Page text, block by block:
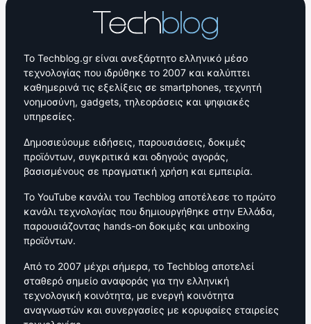
Το Techblog.gr είναι ανεξάρτητο ελληνικό μέσο
τεχνολογίας που ιδρύθηκε το 2007 και καλύπτει
καθημερινά τις εξελίξεις σε smartphones, τεχνητή
νοημοσύνη, gadgets, τηλεοράσεις και ψηφιακές
υπηρεσίες.
Δημοσιεύουμε ειδήσεις, παρουσιάσεις, δοκιμές
προϊόντων, συγκριτικά και οδηγούς αγοράς,
βασισμένους σε πραγματική χρήση και εμπειρία.
Το YouTube κανάλι του Techblog αποτέλεσε το πρώτο
κανάλι τεχνολογίας που δημιουργήθηκε στην Ελλάδα,
παρουσιάζοντας hands-on δοκιμές και unboxing
προϊόντων.
Από το 2007 μέχρι σήμερα, το Techblog αποτελεί
σταθερό σημείο αναφοράς για την ελληνική
τεχνολογική κοινότητα, με ενεργή κοινότητα
αναγνωστών και συνεργασίες με κορυφαίες εταιρείες